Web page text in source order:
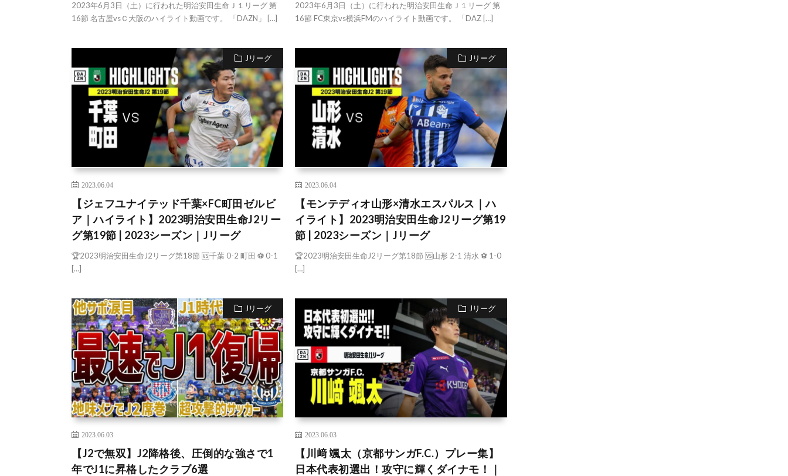
2023年6月3日（土）に行われた明治安田生命Ｊ１リーグ 第
16節 名古屋vsＣ大阪のハイライト動画です。 「DAZN」 […]
2023年6月3日（土）に行われた明治安田生命Ｊ１リーグ 第
16節 FC東京vs横浜FMのハイライト動画です。 「DAZ […]
Jリーグ
2023.06.04
【ジェフユナイテッド千葉×FC町田ゼルビ
ア｜ハイライト】2023明治安田生命J2リー
グ第19節 | 2023シーズン｜Jリーグ
🏆2023明治安田生命J2リーグ第18節 🆚千葉 0-2 町田 ⚽ 0-1
[…]
Jリーグ
2023.06.04
【モンテディオ山形×清水エスパルス｜ハ
イライト】2023明治安田生命J2リーグ第19
節 | 2023シーズン｜Jリーグ
🏆2023明治安田生命J2リーグ第18節 🆚山形 2-1 清水 ⚽ 1-0
[…]
Jリーグ
2023.06.03
【J2で無双】J2降格後、圧倒的な強さで1
年でJ1に昇格したクラブ6選
Jリーグ
2023.06.03
【川﨑 颯太（京都サンガF.C.）プレー集】
日本代表初選出！攻守に輝くダイナモ！｜